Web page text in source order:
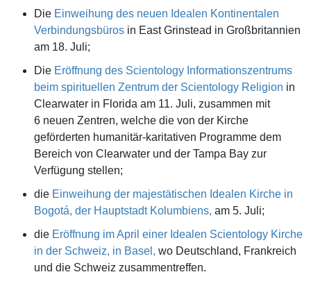
Die Einweihung des neuen Idealen Kontinentalen
Verbindungsbüros in East Grinstead in Großbritannien
am 18. Juli;
Die Eröffnung des Scientology Informationszentrums
beim spirituellen Zentrum der Scientology Religion in
Clearwater in Florida am 11. Juli, zusammen mit
6 neuen Zentren, welche die von der Kirche
geförderten humanitär-karitativen Programme dem
Bereich von Clearwater und der Tampa Bay zur
Verfügung stellen;
die Einweihung der majestätischen Idealen Kirche in
Bogotá, der Hauptstadt Kolumbiens, am 5. Juli;
die Eröffnung im April einer Idealen Scientology Kirche
in der Schweiz, in Basel, wo Deutschland, Frankreich
und die Schweiz zusammentreffen.